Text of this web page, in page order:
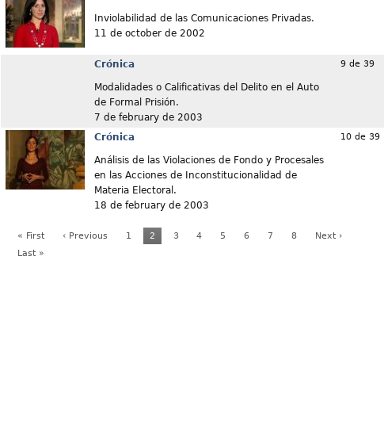
Inviolabilidad de las Comunicaciones Privadas.
11 de october de 2002
Crónica
Modalidades o Calificativas del Delito en el Auto
de Formal Prisión.
7 de february de 2003
9 de 39
Crónica
Análisis de las Violaciones de Fondo y Procesales
en las Acciones de Inconstitucionalidad de
Materia Electoral.
18 de february de 2003
10 de 39
« First ‹ Previous 1 2 3 4 5 6 7 8
Next ›
Last »